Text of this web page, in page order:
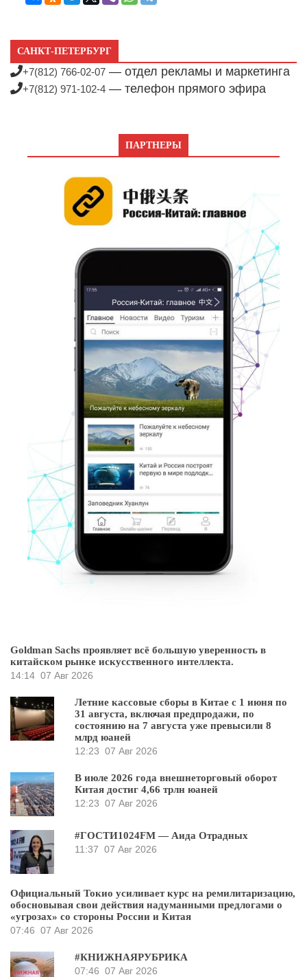
САНКТ-ПЕТЕРБУРГ
+7(812) 766-02-07 — отдел рекламы и маркетинга
+7(812) 971-102-4 — телефон прямого эфира
ПАРТНЕРЫ
Goldman Sachs проявляет всё большую уверенность в
китайском рынке искусственного интеллекта.
14:14 07 Авг 2026
Летние кассовые сборы в Китае с 1 июня по
31 августа, включая предпродажи, по
состоянию на 7 августа уже превысили 8
млрд юаней
12:23 07 Авг 2026
В июле 2026 года внешнеторговый оборот
Китая достиг 4,66 трлн юаней
12:23 07 Авг 2026
#ГОСТИ1024FM — Аида Отрадных
11:37 07 Авг 2026
Официальный Токио усиливает курс на ремилитаризацию,
обосновывая свои действия надуманными предлогами о
«угрозах» со стороны России и Китая
07:46 07 Авг 2026
#КНИЖНАЯРУБРИКА
07:46 07 Авг 2026